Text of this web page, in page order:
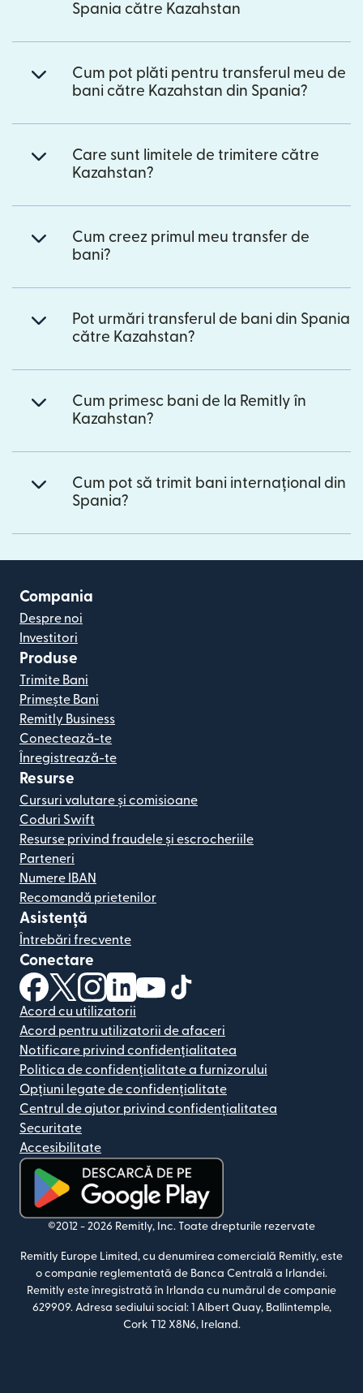
Spania către Kazahstan
Cum pot plăti pentru transferul meu de
bani către Kazahstan din Spania?
Care sunt limitele de trimitere către
Kazahstan?
Cum creez primul meu transfer de
bani?
Pot urmări transferul de bani din Spania
către Kazahstan?
Cum primesc bani de la Remitly în
Kazahstan?
Cum pot să trimit bani internațional din
Spania?
Compania
Despre noi
Investitori
Produse
Trimite Bani
Primește Bani
Remitly Business
Conectează-te
Înregistrează-te
Resurse
Cursuri valutare și comisioane
Coduri Swift
Resurse privind fraudele și escrocheriile
Parteneri
Numere IBAN
Recomandă prietenilor
Asistență
Întrebări frecvente
Conectare
(se deschide într-o fereastră nouă)
(se deschide într-o fereastră nouă)
(se deschide într-o fereastră nouă)
(se deschide într-o fereastră nouă)
(se deschide într-o fereastră
Acord cu utilizatorii
Acord pentru utilizatorii de afaceri
Notificare privind confidențialitatea
Politica de confidențialitate a furnizorului
Opțiuni legate de confidențialitate
Centrul de ajutor privind confidențialitatea
Securitate
Accesibilitate
(se deschide într-o fereastră nouă)
©2012 - 2026 Remitly, Inc. Toate drepturile rezervate
Remitly Europe Limited, cu denumirea comercială Remitly, este
o companie reglementată de Banca Centrală a Irlandei.
Remitly este înregistrată în Irlanda cu numărul de companie
629909. Adresa sediului social: 1 Albert Quay, Ballintemple,
Cork T12 X8N6, Ireland.